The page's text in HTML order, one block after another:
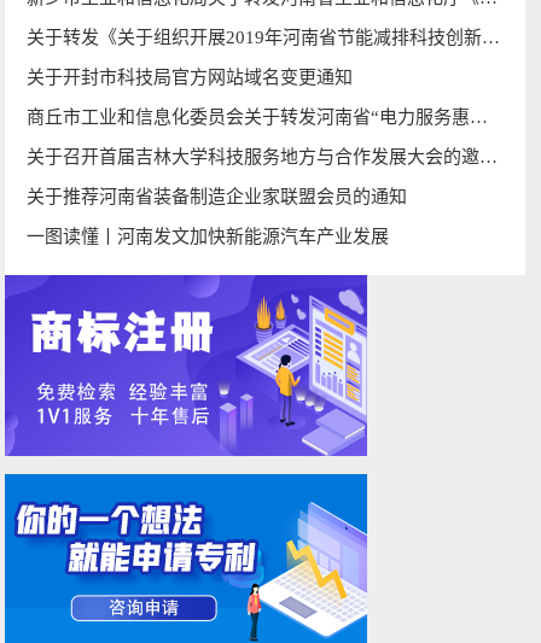
关于转发《关于组织开展2019年河南省节能减排科技创新示范企业复核工作的通知》的通知
关于开封市科技局官方网站域名变更通知
商丘市工业和信息化委员会关于转发河南省“电力服务惠万企”工作方案的通知
关于召开首届吉林大学科技服务地方与合作发展大会的邀请函
关于推荐河南省装备制造企业家联盟会员的通知
一图读懂丨河南发文加快新能源汽车产业发展